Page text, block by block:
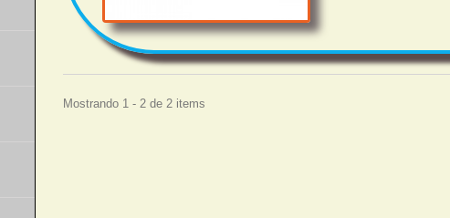
Mostrando 1 - 2 de 2 items